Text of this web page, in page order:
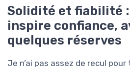
Solidité et fiabilité
inspire confiance,
quelques réserves
Je n’ai pas assez de recul